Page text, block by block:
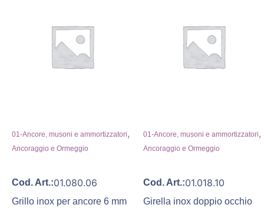
01-Ancore, musoni e ammortizzatori,
Ancoraggio e Ormeggio
Cod. Art.:01.080.06
Grillo inox per ancore 6 mm
01-Ancore, musoni e ammortizzatori,
Ancoraggio e Ormeggio
Cod. Art.:01.018.10
Girella inox doppio occhio